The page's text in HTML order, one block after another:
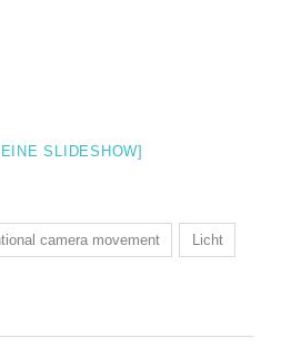
SLIDESHOW]
camera movement Licht